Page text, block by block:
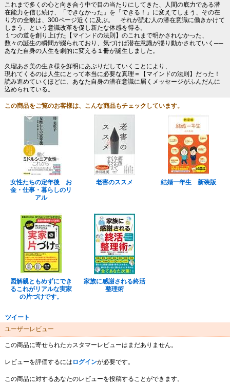
これまで多くの心と向き合う中で目の当たりにしてきた、人間の底力である潜
在能力を信じ続け、「できなかった」を「できる！」に変えてしまう、その在
り方の全貌は、300ページ近くに及ぶ。 それが読む人の潜在意識に働きかけて
しまう、という意識改革を促し新たな体感を得る。
１つの道を創り上げた【マインドの法則】のこれまで明かされなかった、
数々の誕生の瞬間が綴られており、気づけば潜在意識が揺り動かされていく──
あなた自身の人生を劇的に変える１冊が誕生しました。
久瑠あさ美の生き様を鮮明にあぶりだしていくことにより、
現れてくるのは人生にとって本当に必要な真理＝【マインドの法則】だった！
読み進めていくほどに、あなた自身の潜在意識に届くメッセージがふんだんに
込められている。
この商品をご覧のお客様は、こんな商品もチェックしています。
女性たちの定年後 お
金・仕事・暮らしのリ
アル
老害のススメ 結婚一年生 新装版
図解親ともめずにでき
るこれがリアルな実家
の片づけです。
家族に感謝される終活
整理術
ツイート
ユーザーレビュー
この商品に寄せられたカスタマーレビューはまだありません。
レビューを評価するには ログインが必要です。
この商品に対するあなたのレビューを投稿することができます。